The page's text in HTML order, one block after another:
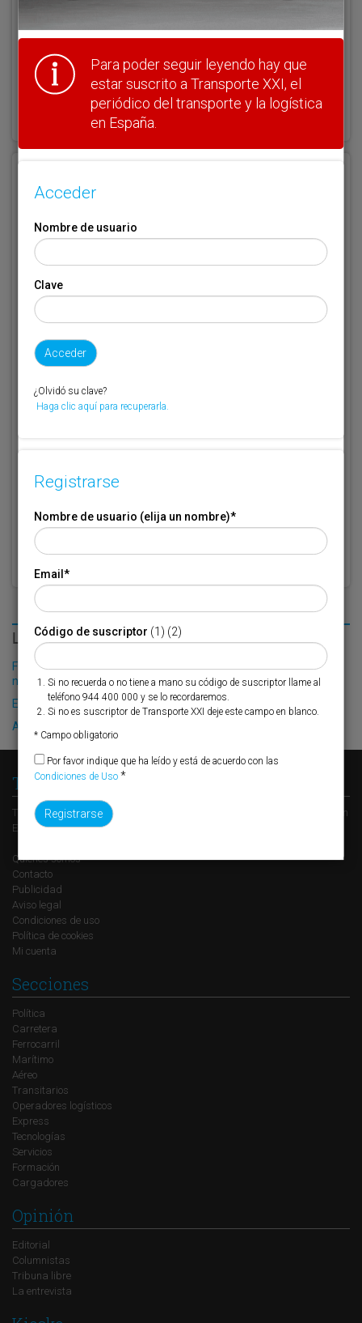
¿Olvidó su clave?
Haga clic aquí para recuperarla.
Registrarse
Si no recuerda o no tiene a mano su código de suscriptor llame al
teléfono 944 400 000 y se lo recordaremos.
Por favor indique que ha leído y está de acuerdo con las
LO MÁS LEÍDO
Fribasa refuerza su logística con la puesta en marcha de una
nueva base en Vizcaya
El Puerto de Valencia crecerá en oferta ro-pax
Algeciras reclama la modernización del PCF
Transporte XXI
Transporte XXI es el periódico de referencia del transporte y la logística en
España, perteneciente al Grupo XXI de Comunicación Empresarial.
Quienes somos
Contacto
Publicidad
Aviso legal
Condiciones de uso
Política de cookies
Mi cuenta
Secciones
Política
Carretera
Ferrocarril
Marítimo
Aéreo
Transitarios
Operadores logísticos
Express
Tecnologías
Servicios
Formación
Cargadores
Opinión
Editorial
Columnistas
Tribuna libre
La entrevista
Para poder seguir leyendo hay que
estar suscrito a Transporte XXI, el
periódico del transporte y la logística
en España.
Acceder
Nombre de usuario
Clave
¿Olvidó su clave?
Haga clic aquí para recuperarla.
Registrarse
Nombre de usuario (elija un nombre)*
Email*
Código de suscriptor (1) (2)
Si no recuerda o no tiene a mano su código de suscriptor llame al
teléfono 944 400 000 y se lo recordaremos.
Si no es suscriptor de Transporte XXI deje este campo en blanco.
* Campo obligatorio
Por favor indique que ha leído y está de acuerdo con las
Condiciones de Uso *